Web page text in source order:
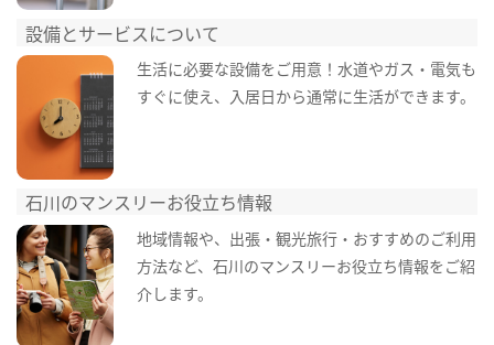
設備とサービスについて
生活に必要な設備をご用意！水道やガス・電気も
すぐに使え、入居日から通常に生活ができます。
石川のマンスリーお役立ち情報
地域情報や、出張・観光旅行・おすすめのご利用
方法など、石川のマンスリーお役立ち情報をご紹
介します。